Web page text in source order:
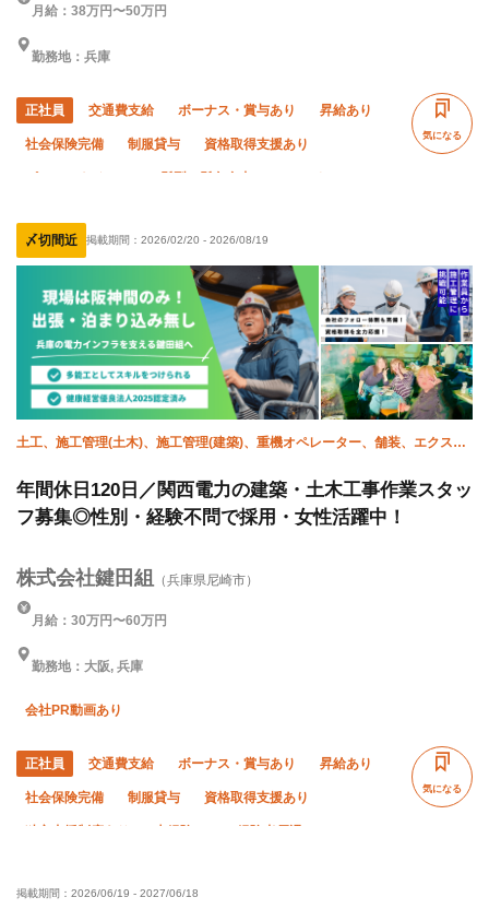
月給：38万円〜50万円
勤務地：兵庫
正社員 交通費支給 ボーナス・賞与あり 昇給あり
社会保険完備 制服貸与 資格取得支援あり
年齢不問 外国人活躍中 夏季休暇
車・バイク通勤OK 転勤なし
完全週休二日制 残業月20時間以下
気になる
〆切間近 掲載期間： 2026/02/20 - 2026/08/19
土工、施工管理(土木)、施工管理(建築)、重機オペレーター、舗装、エクステ
年間休日120日／関西電力の建築・土木工事作業スタッ
フ募集◎性別・経験不問で採用・女性活躍中！
株式会社鍵田組 （兵庫県尼崎市）
月給：30万円〜60万円
勤務地：大阪, 兵庫
会社PR動画あり
正社員 交通費支給 ボーナス・賞与あり 昇給あり
社会保険完備 制服貸与 資格取得支援あり
60代以上活躍中 外国人活躍中
気になる
掲載期間： 2026/06/19 - 2027/06/18